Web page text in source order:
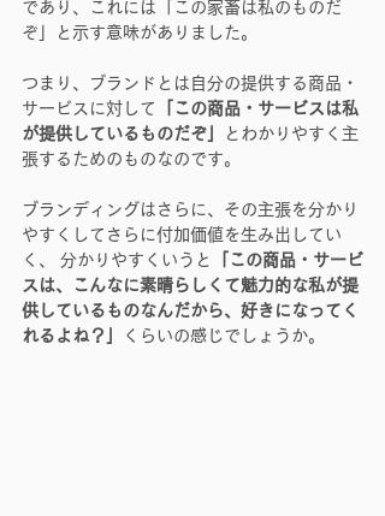
であり、これには「この家畜は私のものだ
ぞ」と示す意味がありました。
つまり、ブランドとは自分の提供する商品・
サービスに対して
「この商品・サービスは私
が提供しているものだぞ」
とわかりやすく主
張するためのものなのです。
ブランディングはさらに、その主張を分かり
やすくしてさらに付加価値を生み出してい
く、 分かりやすくいうと
「この商品・サービ
スは、こんなに素晴らしくて魅力的な私が提
供しているものなんだから、好きになってく
れるよね？」
くらいの感じでしょうか。